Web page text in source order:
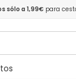
sólo a 1,99€ para